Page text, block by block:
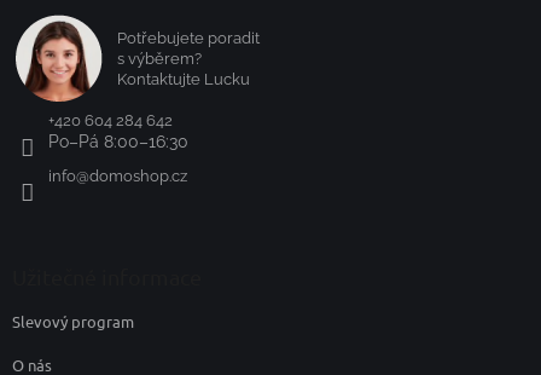
Potřebujete poradit
s výběrem?
Kontaktujte Lucku
info@domoshop.cz
+420 604 284 642
Po–Pá 8:00–16:30
Slevový program
O nás